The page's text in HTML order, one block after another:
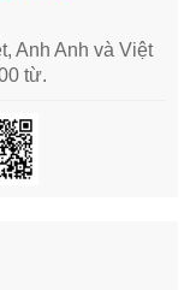
Anh Anh và Việt
từ.